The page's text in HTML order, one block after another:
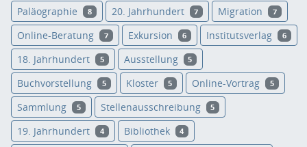
Paläographie 8 20. Jahrhundert 7 Migration 7
Online-Beratung 7 Exkursion 6 Institutsverlag 6
18. Jahrhundert 5 Ausstellung 5
Buchvorstellung 5 Kloster 5 Online-Vortrag 5
Sammlung 5 Stellenausschreibung 5
19. Jahrhundert 4 Bibliothek 4